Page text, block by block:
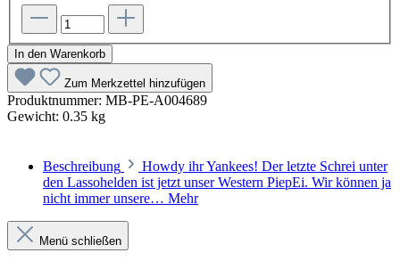
In den Warenkorb
Zum Merkzettel hinzufügen
Produktnummer: MB-PE-A004689
Gewicht: 0.35 kg
Beschreibung
Howdy ihr Yankees! Der letzte Schrei unter
den Lassohelden ist jetzt unser Western PiepEi. Wir können ja
nicht immer unsere… Mehr
Menü schließen